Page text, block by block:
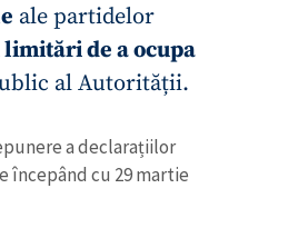
ale partidelor
de a ocupa
al Autorității.
a declarațiilor
începând cu 29 martie